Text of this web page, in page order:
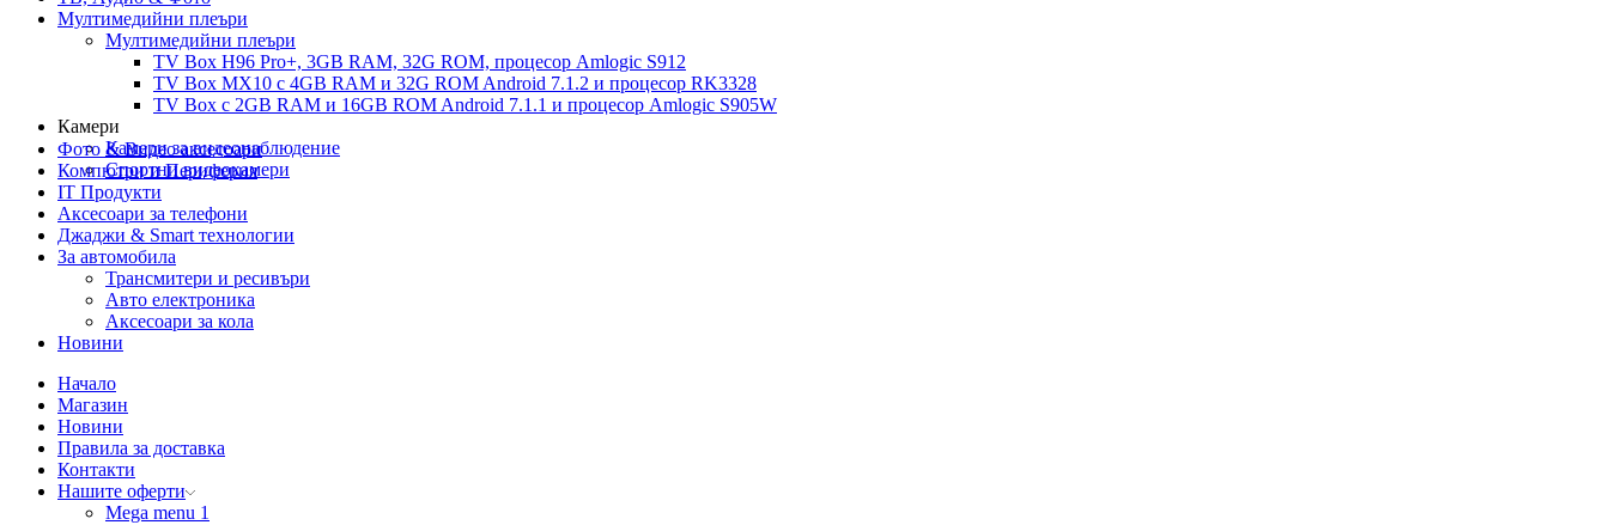
Мултимедийни плеъри
Мултимедийни плеъри
TV Box H96 Pro+, 3GB RAM, 32G ROM, процесор Amlogic S912
TV Box MX10 с 4GB RAM и 32G ROM Android 7.1.2 и процесор RK3328
TV Box с 2GB RAM и 16GВ ROM Android 7.1.1 и процесор Amlogic S905W
Камери
Камери за видеонаблюдение
Спортни видеокамери
Фото & Видео аксесоари
Компютри и Периферия
IT Продукти
Аксесоари за телефони
Джаджи & Smart технологии
За автомобила
Трансмитери и ресивъри
Авто електроника
Аксесоари за кола
Новини
Начало
Магазин
Новини
Правила за доставка
Контакти
Нашите оферти
Mega menu 1